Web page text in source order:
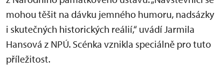
mohou těšit na dávku jemného humoru, nadsázky
i skutečných historických reálií,“ uvádí Jarmila
Hansová z NPÚ. Scénka vznikla speciálně pro tuto
příležitost.